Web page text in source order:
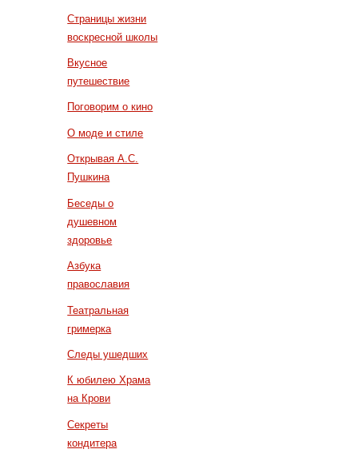
Страницы жизни
воскресной школы
Вкусное
путешествие
Поговорим о кино
О моде и стиле
Открывая А.С.
Пушкина
Беседы о
душевном
здоровье
Азбука
православия
Театральная
гримерка
Следы ушедших
К юбилею Храма
на Крови
Секреты
кондитера